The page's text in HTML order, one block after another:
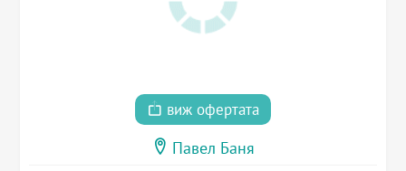
виж офертата
Павел Баня